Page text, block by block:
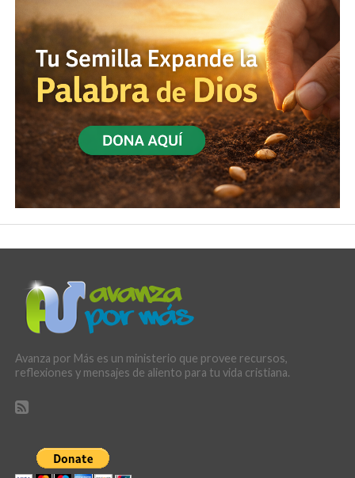
Avanza por Más es un ministerio que provee recursos,
reflexiones y mensajes de aliento para tu vida cristiana.